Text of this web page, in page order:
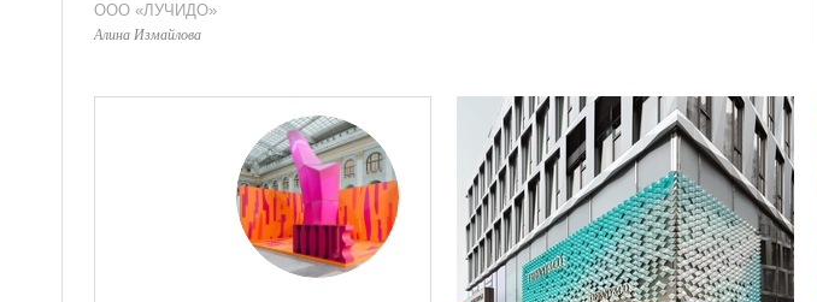
ООО «ЛУЧИДО»
Алина Измайлова